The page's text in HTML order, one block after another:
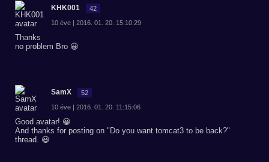
KHK001 42
10 éve | 2016. 01. 20. 15:10:29
Thanks
no problem Bro 😀
SamX 52
10 éve | 2016. 01. 20. 11:15:06
Good avatar! 😀
And thanks for posting on "Do you want tomcat3 to be back?"
thread. 😃